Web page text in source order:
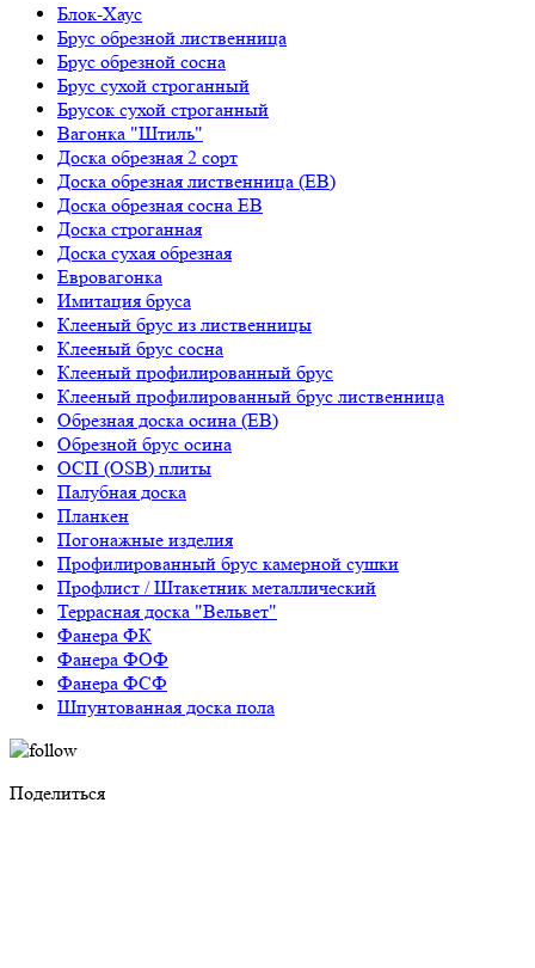
Блок-Хаус
Брус обрезной лиственница
Брус обрезной сосна
Брус сухой строганный
Брусок сухой строганный
Вагонка "Штиль"
Доска обрезная 2 сорт
Доска обрезная лиственница (ЕВ)
Доска обрезная сосна ЕВ
Доска строганная
Доска сухая обрезная
Евровагонка
Имитация бруса
Клееный брус из лиственницы
Клееный брус сосна
Клееный профилированный брус
Клееный профилированный брус лиственница
Обрезная доска осина (ЕВ)
Обрезной брус осина
ОСП (OSB) плиты
Палубная доска
Планкен
Погонажные изделия
Профилированный брус камерной сушки
Профлист / Штакетник металлический
Террасная доска "Вельвет"
Фанера ФК
Фанера ФОФ
Фанера ФСФ
Шпунтованная доска пола
Поделиться